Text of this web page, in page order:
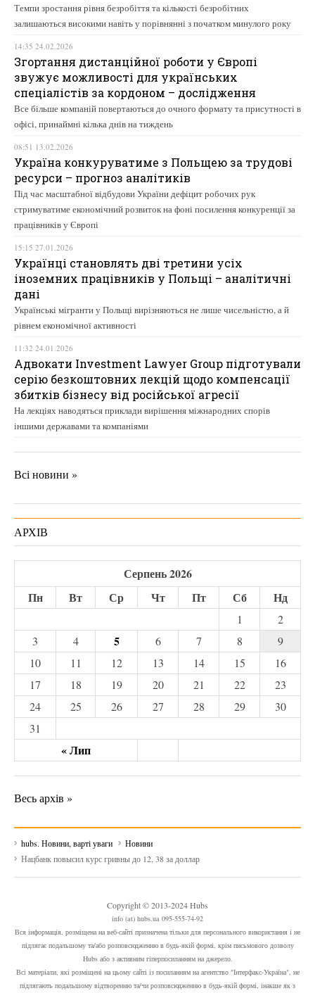
Темпи зростання рівня безробіття та кількості безробітних
залишаються високими навіть у порівнянні з початком минулого року
14:35 24.02.2026
Згортання дистанційної роботи у Європі
звужує можливості для українських
спеціалістів за кордоном – дослідження
Все більше компаній повертаються до очного формату та присутності в
офісі, принаймні кілька днів на тиждень
08:51 13.02.2026
Україна конкуруватиме з Польщею за трудові
ресурси – прогноз аналітиків
Під час масштабної відбудови України дефіцит робочих рук
стримуватиме економічний розвиток на фоні посилення конкуренції за
працівників у Європі
15:15 27.01.2026
Українці становлять дві третини усіх
іноземних працівників у Польщі – аналітичні
дані
Українські мігранти у Польщі вирізняються не лише чисельністю, а й
рівнем економічної активності
11:32 24.01.2026
Адвокати Investment Lawyer Group підготували
серію безкоштовних лекцій щодо компенсації
збитків бізнесу від російської агресії
На лекціях наводяться приклади вирішення міжнародних спорів
іншими державами та компаніями
Всі новини »
АРХІВ
Серпень 2026
Пн
Вт Ср Чт Пт Сб Нд
« Лип
1
2
3
4 5 6 7 8
9
10
11 12 13 14 15
16
17
18 19 20 21 22
23
24
25 26 27 28 29
30
31
Весь архів »
hubs. Новини, варті уваги
Новини
Нацбанк повысил курс гривны до 12, 38 за доллар
Copyright © 2013-2024 Hubs
info (at) hubs.ua 095-555-74-92
Вся інформація, розміщена на веб-сайті призначена тільки для персонального використання і не
підлягає подальшому та/або розповсюдженню в будь-якій формі, крім письмового дозволу
Hubs або з активним гіперпосиланням на джерело.
Всі матеріали, які розміщені на цьому сайті із посиланням на агентство "Інтерфакс-Україна", не
підлягають подальшому відтворенню та/чи розповсюдженню в будь-якій формі, інакше як з